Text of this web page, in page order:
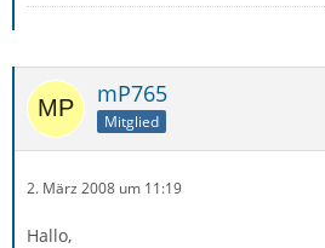
mP765
Mitglied
2. März 2008 um 11:19
Hallo,